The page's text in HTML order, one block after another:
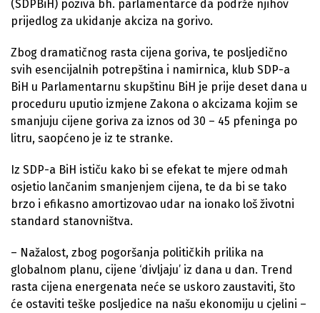
(SDPBiH) poziva bh. parlamentarce da podrže njihov
prijedlog za ukidanje akciza na gorivo.
Zbog dramatičnog rasta cijena goriva, te posljedično
svih esencijalnih potrepština i namirnica, klub SDP-a
BiH u Parlamentarnu skupštinu BiH je prije deset dana u
proceduru uputio izmjene Zakona o akcizama kojim se
smanjuju cijene goriva za iznos od 30 – 45 pfeninga po
litru, saopćeno je iz te stranke.
Iz SDP-a BiH ističu kako bi se efekat te mjere odmah
osjetio lančanim smanjenjem cijena, te da bi se tako
brzo i efikasno amortizovao udar na ionako loš životni
standard stanovništva.
– Nažalost, zbog pogoršanja političkih prilika na
globalnom planu, cijene ‘divljaju’ iz dana u dan. Trend
rasta cijena energenata neće se uskoro zaustaviti, što
će ostaviti teške posljedice na našu ekonomiju u cjelini –